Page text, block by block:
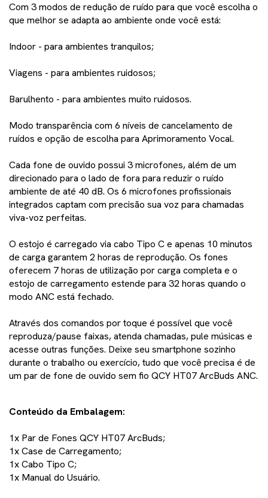
Com 3 modos de redução de ruído para que você escolha o
que melhor se adapta ao ambiente onde você está:
Indoor - para ambientes tranquilos;
Viagens - para ambientes ruidosos;
Barulhento - para ambientes muito ruidosos.
Modo transparência com 6 níveis de cancelamento de
ruídos e opção de escolha para Aprimoramento Vocal.
Cada fone de ouvido possui 3 microfones, além de um
direcionado para o lado de fora para reduzir o ruído
ambiente de até 40 dB. Os 6 microfones profissionais
integrados captam com precisão sua voz para chamadas
viva-voz perfeitas.
O estojo é carregado via cabo Tipo C e apenas 10 minutos
de carga garantem 2 horas de reprodução. Os fones
oferecem 7 horas de utilização por carga completa e o
estojo de carregamento estende para 32 horas quando o
modo ANC está fechado.
Através dos comandos por toque é possível que você
reproduza/pause faixas, atenda chamadas, pule músicas e
acesse outras funções. Deixe seu smartphone sozinho
durante o trabalho ou exercício, tudo que você precisa é de
um par de fone de ouvido sem fio QCY HT07 ArcBuds ANC.
Conteúdo da Embalagem:
1x Par de Fones QCY HT07 ArcBuds;
1x Case de Carregamento;
1x Cabo Tipo C;
1x Manual do Usuário.